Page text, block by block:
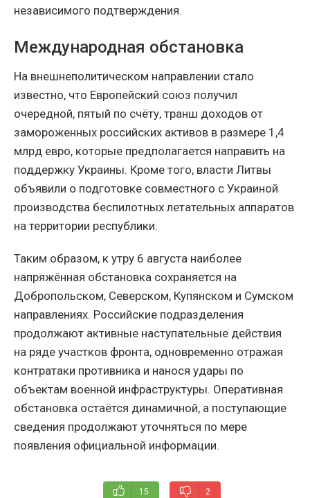
независимого подтверждения.
Международная обстановка
На внешнеполитическом направлении стало
известно, что Европейский союз получил
очередной, пятый по счёту, транш доходов от
замороженных российских активов в размере 1,4
млрд евро, которые предполагается направить на
поддержку Украины. Кроме того, власти Литвы
объявили о подготовке совместного с Украиной
производства беспилотных летательных аппаратов
на территории республики.
Таким образом, к утру 6 августа наиболее
напряжённая обстановка сохраняется на
Добропольском, Северском, Купянском и Сумском
направлениях. Российские подразделения
продолжают активные наступательные действия
на ряде участков фронта, одновременно отражая
контратаки противника и нанося удары по
объектам военной инфраструктуры. Оперативная
обстановка остаётся динамичной, а поступающие
сведения продолжают уточняться по мере
появления официальной информации.
15 2